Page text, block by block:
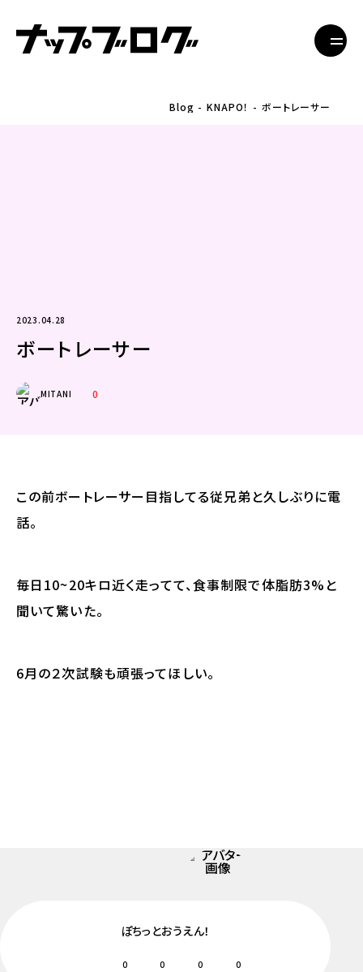
Blog KNAPO！ ボートレーサー
2023.04.28
ボートレーサー
MITANI 0
この前ボートレーサー目指してる従兄弟と久しぶりに電
話。
毎日10~20キロ近く走ってて、食事制限で体脂肪3%と
聞いて驚いた。
6月の２次試験も頑張ってほしい。
ぽちっとおうえん！
0 0 0 0